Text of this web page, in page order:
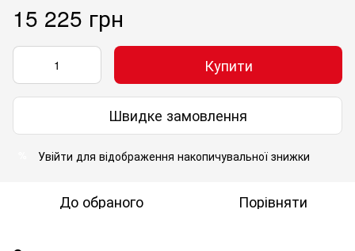
15 225 грн
Купити
Швидке замовлення
Увійти для відображення накопичувальної знижки
До обраного Порівняти